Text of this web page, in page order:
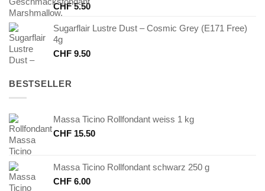
CHF5.50
Sugarflair Lustre Dust – Cosmic Grey (E171 Free)
4g
CHF 9.50
BESTSELLER
Massa Ticino Rollfondant weiss 1 kg
CHF 15.50
Massa Ticino Rollfondant schwarz 250 g
CHF 6.00